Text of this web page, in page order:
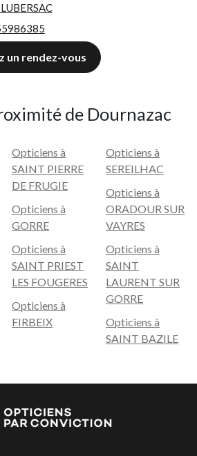
un rendez-vous
de Dournazac
Opticiens à
SAINT PIERRE
DE FRUGIE
Opticiens à
GORRE
Opticiens à
SAINT PRIEST
LES FOUGERES
Opticiens à
FIRBEIX
Opticiens à
SEREILHAC
Opticiens à
ORADOUR SUR
VAYRES
Opticiens à
SAINT
LAURENT SUR
GORRE
Opticiens à
SAINT BAZILE